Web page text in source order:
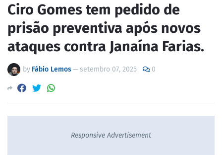
Ciro Gomes tem pedido de
prisão preventiva após novos
ataques contra Janaína Farias.
by Fábio Lemos— setembro 07, 2025 0
Responsive Advertisement